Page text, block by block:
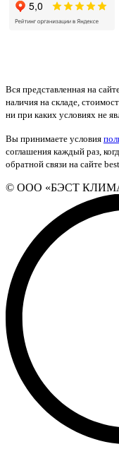
Вся представленная на
наличия на складе,
ни при каких условиях не
Вы принимаете условия
соглашения каждый раз,
обратной связи на сайте
© ООО «БЭСТ